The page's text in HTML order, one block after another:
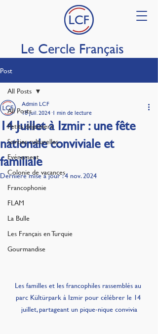
Le Cercle Français
Post
All Posts
Petits déjeuners
Sorties culturelles
Evénement
Colonie de vacances
Francophonie
FLAM
La Bulle
Les Français en Turquie
Gourmandise
All Posts
14 Juillet à Izmir : une fête
nationale conviviale et
familiale
Admin LCF
18 juil. 2024 1 min de lecture
Dernière mise à jour :4 nov. 2024
Les familles et les francophiles rassemblés au
parc Kültürpark à Izmir pour célébrer le 14
juillet, partageant un pique-nique convivia